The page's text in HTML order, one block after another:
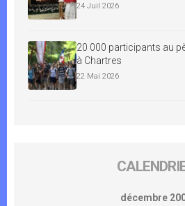
24 Juil 2026
20 000 participants au
à Chartres
22 Mai 2026
décembre